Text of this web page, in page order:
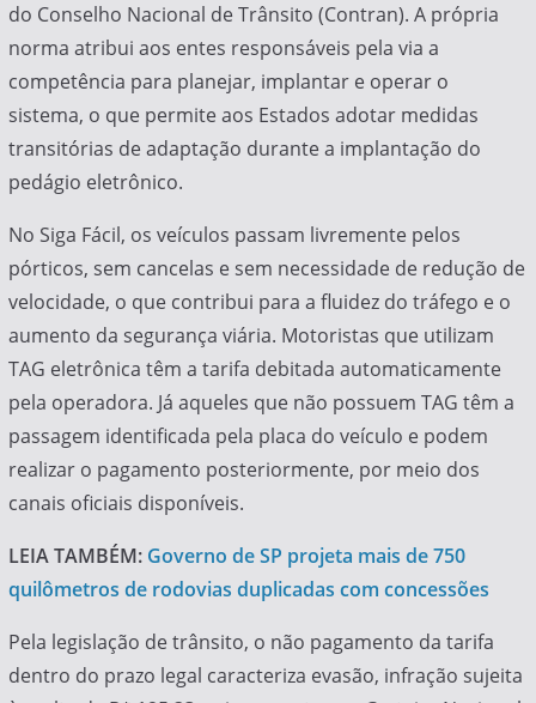
do Conselho Nacional de Trânsito (Contran). A própria
norma atribui aos entes responsáveis pela via a
competência para planejar, implantar e operar o
sistema, o que permite aos Estados adotar medidas
transitórias de adaptação durante a implantação do
pedágio eletrônico.
No Siga Fácil, os veículos passam livremente pelos
pórticos, sem cancelas e sem necessidade de redução de
velocidade, o que contribui para a fluidez do tráfego e o
aumento da segurança viária. Motoristas que utilizam
TAG eletrônica têm a tarifa debitada automaticamente
pela operadora. Já aqueles que não possuem TAG têm a
passagem identificada pela placa do veículo e podem
realizar o pagamento posteriormente, por meio dos
canais oficiais disponíveis.
LEIA TAMBÉM: Governo de SP projeta mais de 750
quilômetros de rodovias duplicadas com concessões
Pela legislação de trânsito, o não pagamento da tarifa
dentro do prazo legal caracteriza evasão, infração sujeita